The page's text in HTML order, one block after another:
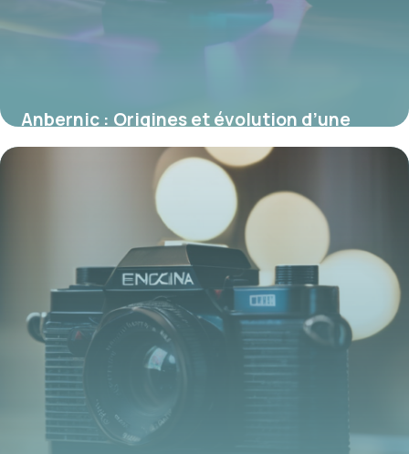
Anbernic : Origines et évolution d’une
marque phare du rétro gaming